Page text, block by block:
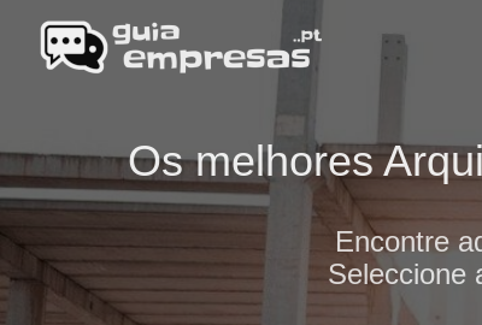
Os melhores
Encontre
Seleccione